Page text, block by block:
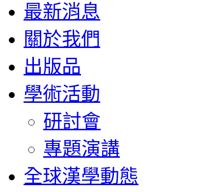
最新消息
關於我們
出版品
學術活動
研討會
專題演講
全球漢學動態